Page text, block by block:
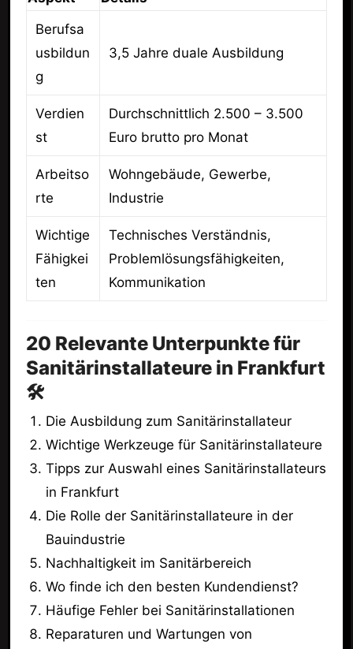
Berufsa
usbildun
g
3,5 Jahre duale Ausbildung
Verdien
st
Durchschnittlich 2.500 – 3.500
Euro brutto pro Monat
Arbeitso
rte
Wohngebäude, Gewerbe,
Industrie
Wichtige
Fähigkei
ten
Technisches Verständnis,
Problemlösungsfähigkeiten,
Kommunikation
20 Relevante Unterpunkte für
Sanitärinstallateure in Frankfurt
🛠️
Die Ausbildung zum Sanitärinstallateur
Wichtige Werkzeuge für Sanitärinstallateure
Tipps zur Auswahl eines Sanitärinstallateurs
in Frankfurt
Die Rolle der Sanitärinstallateure in der
Bauindustrie
Nachhaltigkeit im Sanitärbereich
Wo finde ich den besten Kundendienst?
Häufige Fehler bei Sanitärinstallationen
Reparaturen und Wartungen von